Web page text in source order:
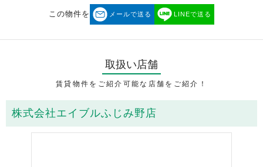
この物件を メールで送る LINEで送る
取扱い店舗
賃貸物件をご紹介可能な店舗をご紹介！
株式会社エイブルふじみ野店